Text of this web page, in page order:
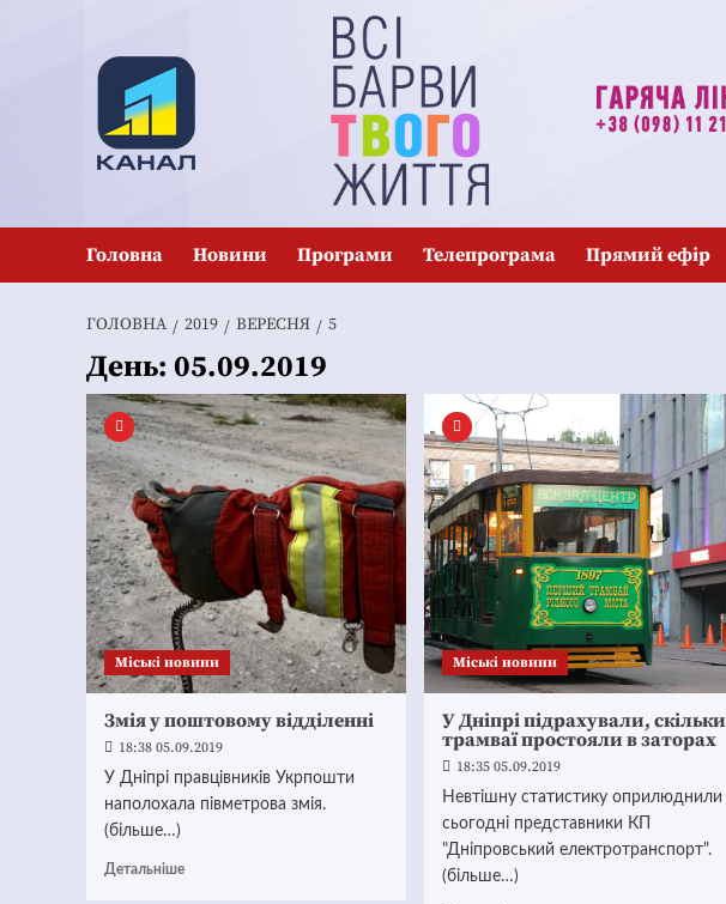
Головна Новини Програми Телепрограма Прямий ефір
ГОЛОВНА 2019 ВЕРЕСНЯ 5
День: 05.09.2019
Mіські новини
Змія у поштовому відділенні
18:38 05.09.2019
У Дніпрі правцівників Укрпошти
наполохала півметрова змія.
(більше…)
Детальніше
Mіські новини
У Дніпрі підрахували, скільки
трамваї простояли в заторах
18:35 05.09.2019
Невтішну статистику оприлюднили
сьогодні представники КП
"Дніпровський електротранспорт".
(більше…)